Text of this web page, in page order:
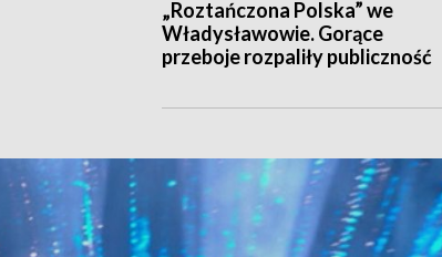
„Roztańczona Polska” we
Władysławowie. Gorące
przeboje rozpaliły publiczność